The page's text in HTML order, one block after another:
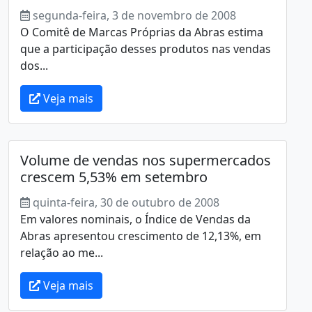
segunda-feira, 3 de novembro de 2008
O Comitê de Marcas Próprias da Abras estima
que a participação desses produtos nas vendas
dos...
Veja mais
Volume de vendas nos supermercados
crescem 5,53% em setembro
quinta-feira, 30 de outubro de 2008
Em valores nominais, o Índice de Vendas da
Abras apresentou crescimento de 12,13%, em
relação ao me...
Veja mais